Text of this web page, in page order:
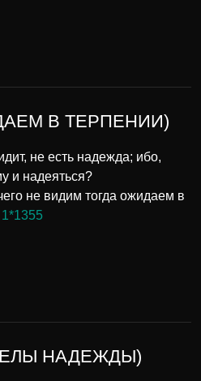
В ТЕРПЕНИИ)
не есть надежда; ибо,
и надеяться?
не видим тогда ожидаем в
1*1355
НАДЕЖДЫ)